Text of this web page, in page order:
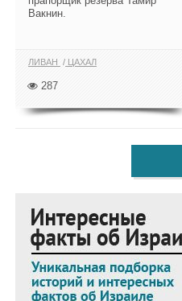
Вакнин.
ЛИВАН ЦАХАЛ
287